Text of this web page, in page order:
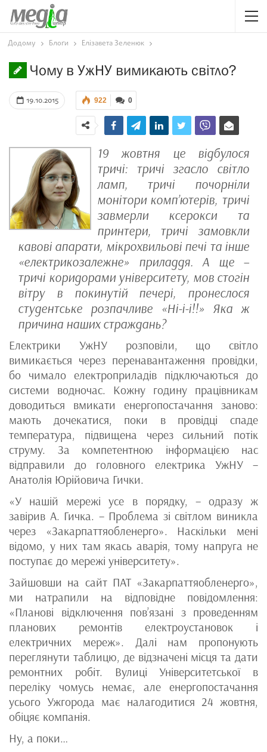
Додому Блоґи Елізавета Зеленюк
Чому в УжНУ вимикають світло?
19.10.2015 0
922
19 жовтня це відбулося
тричі: тричі згасло світло
ламп, тричі почорніли
монітори комп’ютерів, тричі
завмерли ксерокси та
принтери, тричі замовкли
кавові апарати, мікрохвильові печі та інше
«електрикозалежне» приладдя. А ще –
тричі коридорами університету, мов стогін
вітру в покинутій печері, пронеслося
студентське розпачливе «Ні-і-і!!» Яка ж
причина наших страждань?
Електрики УжНУ розповіли, що світло
вимикається через перенавантаження провідки,
бо чимало електроприладів підключаються до
системи водночас. Кожну годину працівникам
доводиться вмикати енергопостачання заново:
мають дочекатися, поки в провідці спаде
температура, підвищена через сильний потік
струму. За компетентною інформацією нас
відправили до головного електрика УжНУ –
Анатолія Юрійовича Гички.
«У нашій мережі усе в порядку, – одразу ж
завірив А. Гичка. – Проблема зі світлом виникла
через «Закарпаттяобленерго». Наскільки мені
відомо, у них там якась аварія, тому напруга не
поступає до мережі університету».
Зайшовши на сайт ПАТ «Закарпаттяобленерго»,
ми натрапили на відповідне повідомлення:
«Планові відключення пов’язані з проведенням
планових ремонтів електроустановок і
електричних мереж». Далі нам пропонують
переглянути таблицю, де відзначені місця та дати
ремонтних робіт. Вулиці Університетської в
переліку чомусь немає, але енергопостачання
усього Ужгорода має налагодитися 24 жовтня,
обіцяє компанія.
Ну, а поки…